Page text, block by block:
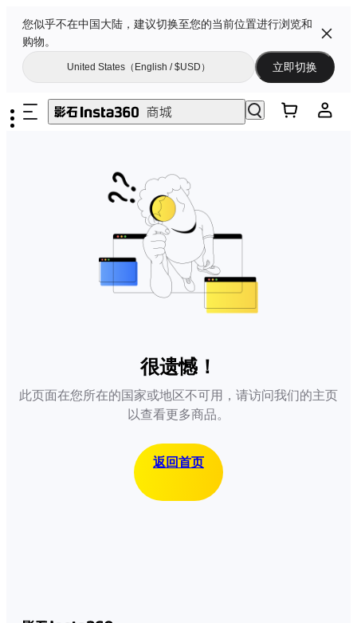
您似乎不在中国大陆，建议切换至您的当前位置进行浏览和
购物。
United States（English / $USD） 立即切换
很遗憾！
此页面在您所在的国家或地区不可用，请访问我们的主页
以查看更多商品。
返回首页